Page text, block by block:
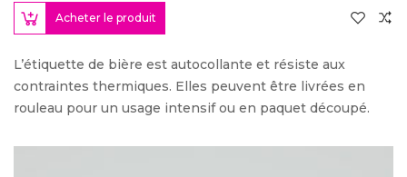
Acheter le produit
L’étiquette de bière est autocollante et résiste aux
contraintes thermiques. Elles peuvent être livrées en
rouleau pour un usage intensif ou en paquet découpé.